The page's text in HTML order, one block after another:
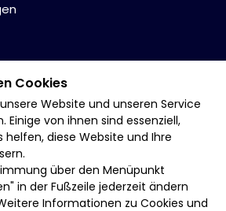
Cookies
Website und unseren Service
Einige von ihnen sind essenziell,
helfen, diese Website und Ihre
über den Menüpunkt
in der Fußzeile jederzeit ändern
Informationen zu Cookies und